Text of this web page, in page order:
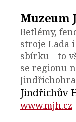
Muzeum
Betlémy,
stroje Lada
sbírku - to
se regionu
Jindřichův
www.mjh.cz